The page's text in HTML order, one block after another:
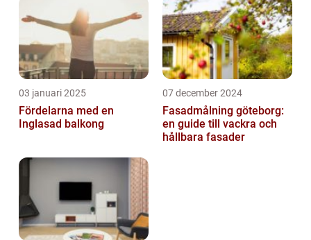
03 januari 2025
Fördelarna med en
Inglasad balkong
07 december 2024
Fasadmålning göteborg:
en guide till vackra och
hållbara fasader